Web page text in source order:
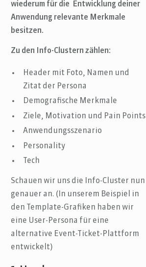
wiederum für die Entwicklung deiner
Anwendung relevante Merkmale
besitzen.
Zu den Info-Clustern zählen:
Header mit Foto, Namen und
Zitat der Persona
Demografische Merkmale
Ziele, Motivation und Pain Points
Anwendungsszenario
Personality
Tech
Schauen wir uns die Info-Cluster nun
genauer an. (In unserem Beispiel in
den Template-Grafiken haben wir
eine User-Persona für eine
alternative Event-Ticket-Plattform
entwickelt)